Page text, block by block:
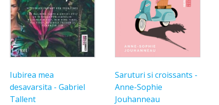
Iubirea mea
desavarsita - Gabriel
Tallent
Saruturi si croissants -
Anne-Sophie
Jouhanneau